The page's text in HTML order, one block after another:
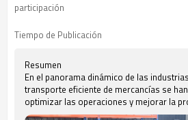
participación
Tiempo de Publicación
Resumen
En el panorama dinámico de las
transporte eficiente de mercancías se
optimizar las operaciones y mejorar la